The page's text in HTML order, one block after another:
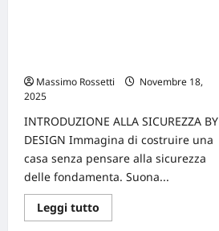
Massimo Rossetti
Novembre 18,
2025
INTRODUZIONE ALLA SICUREZZA BY
DESIGN Immagina di costruire una
casa senza pensare alla sicurezza
delle fondamenta. Suona...
Leggi tutto
di